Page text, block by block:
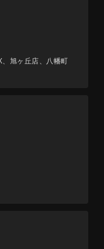
、旭ヶ丘店、八幡町